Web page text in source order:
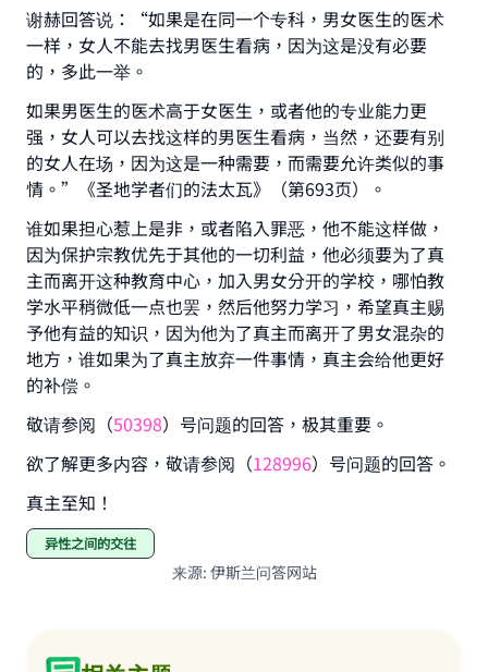
谢赫回答说：“如果是在同一个专科，男女医生的医术
一样，女人不能去找男医生看病，因为这是没有必要
的，多此一举。
如果男医生的医术高于女医生，或者他的专业能力更
强，女人可以去找这样的男医生看病，当然，还要有别
的女人在场，因为这是一种需要，而需要允许类似的事
情。”《圣地学者们的法太瓦》（第693页）。
谁如果担心惹上是非，或者陷入罪恶，他不能这样做，
因为保护宗教优先于其他的一切利益，他必须要为了真
主而离开这种教育中心，加入男女分开的学校，哪怕教
学水平稍微低一点也罢，然后他努力学习，希望真主赐
予他有益的知识，因为他为了真主而离开了男女混杂的
地方，谁如果为了真主放弃一件事情，真主会给他更好
的补偿。
敬请参阅（50398）号问题的回答，极其重要。
欲了解更多内容，敬请参阅（128996）号问题的回答。
真主至知！
异性之间的交往
来源: 伊斯兰问答网站
(MUSLIM, 1893)
Support IslamQA